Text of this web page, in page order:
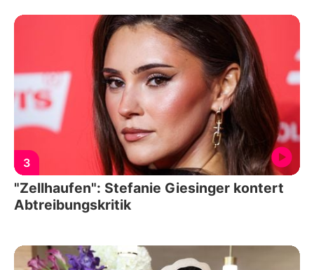
3
"Zellhaufen": Stefanie Giesinger kontert
Abtreibungskritik